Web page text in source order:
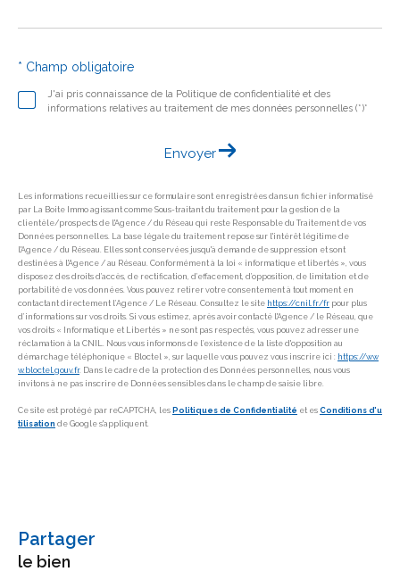
J'ai pris connaissance de la Politique de confidentialité et des
informations relatives au traitement de mes données personnelles (*)*
* Champ obligatoire
Envoyer
Les informations recueillies sur ce formulaire sont enregistrées dans un fichier informatisé
par La Boite Immo agissant comme Sous-traitant du traitement pour la gestion de la
clientèle/prospects de l'Agence / du Réseau qui reste Responsable du Traitement de vos
Données personnelles. La base légale du traitement repose sur l'intérêt légitime de
l'Agence / du Réseau. Elles sont conservées jusqu'à demande de suppression et sont
destinées à l'Agence / au Réseau. Conformément à la loi « informatique et libertés », vous
disposez des droits d’accès, de rectification, d’effacement, d’opposition, de limitation et de
portabilité de vos données. Vous pouvez retirer votre consentement à tout moment en
contactant directement l’Agence / Le Réseau. Consultez le site https://cnil.fr/fr pour plus
d’informations sur vos droits. Si vous estimez, après avoir contacté l'Agence / le Réseau, que
vos droits « Informatique et Libertés » ne sont pas respectés, vous pouvez adresser une
réclamation à la CNIL. Nous vous informons de l’existence de la liste d'opposition au
démarchage téléphonique « Bloctel », sur laquelle vous pouvez vous inscrire ici : https://ww
w.bloctel.gouv.fr. Dans le cadre de la protection des Données personnelles, nous vous
invitons à ne pas inscrire de Données sensibles dans le champ de saisie libre.
Ce site est protégé par reCAPTCHA, les Politiques de Confidentialité et es Conditions d'u
tilisation de Google s'appliquent.
partager
le bien